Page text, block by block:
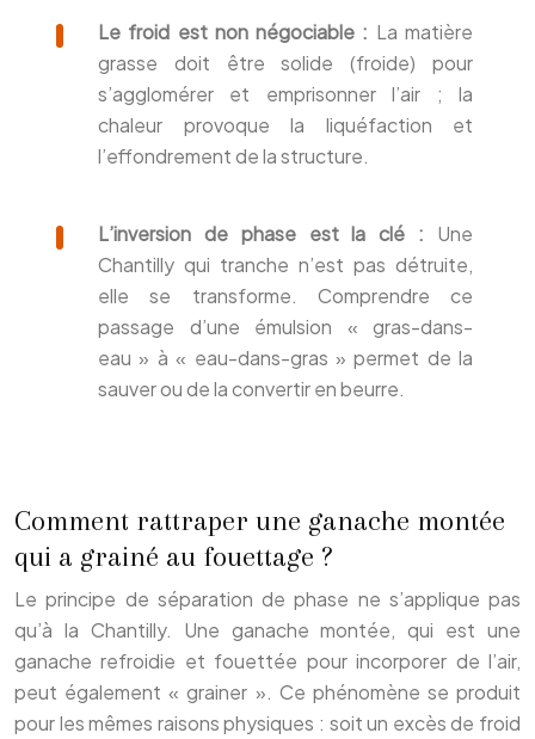
Le froid est non négociable : La matière
grasse doit être solide (froide) pour
s’agglomérer et emprisonner l’air ; la
chaleur provoque la liquéfaction et
l’effondrement de la structure.
L’inversion de phase est la clé : Une
Chantilly qui tranche n’est pas détruite,
elle se transforme. Comprendre ce
passage d’une émulsion « gras-dans-
eau » à « eau-dans-gras » permet de la
sauver ou de la convertir en beurre.
Comment rattraper une ganache montée
qui a grainé au fouettage ?
Le principe de séparation de phase ne s’applique pas
qu’à la Chantilly. Une ganache montée, qui est une
ganache refroidie et fouettée pour incorporer de l’air,
peut également « grainer ». Ce phénomène se produit
pour les mêmes raisons physiques : soit un excès de froid